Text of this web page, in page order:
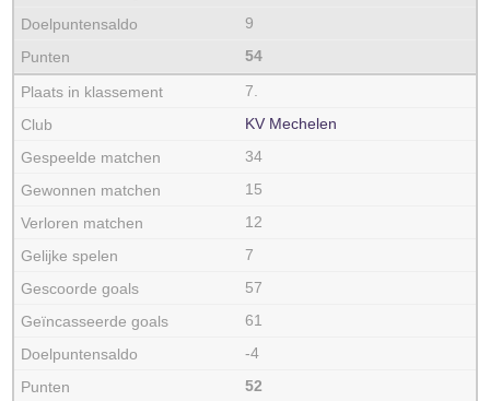
9
54
7.
KV Mechelen
34
15
12
7
57
61
-4
52